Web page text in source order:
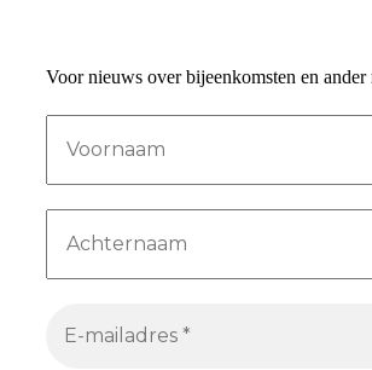
Voor nieuws over bijeenkomsten en